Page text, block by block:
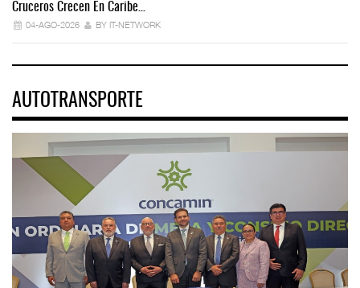
Cruceros Crecen En Caribe…
04-AGO-2026 BY IT-NETWORK
AUTOTRANSPORTE